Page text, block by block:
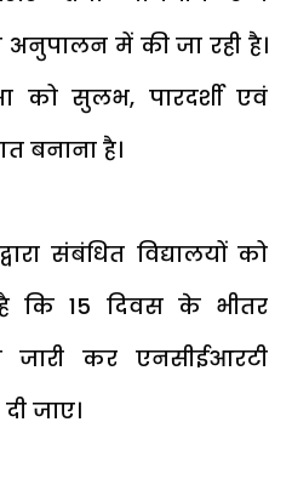
में की जा रही है।
को सुलभ, पारदर्शी एवं
बनाना है।
संबंधित विद्यालयों को
है कि 15 दिवस के भीतर
कर एनसीईआरटी
जाए।